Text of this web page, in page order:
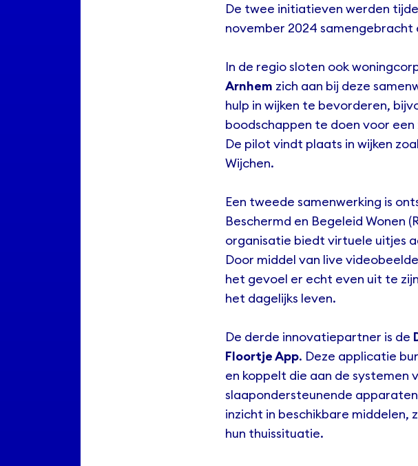
De twee initiatieven werden
november 2024 samengebracht
In de regio sloten ook
Arnhem zich aan bij deze
hulp in wijken te bevorderen,
boodschappen te doen voor
De pilot vindt plaats in wijken
Wijchen.
Een tweede samenwerking is
Beschermd en Begeleid Wonen
organisatie biedt virtuele uitjes
Door middel van live
het gevoel er echt even uit te
het dagelijks leven.
De derde innovatiepartner is de
Floortje App. Deze applicatie
en koppelt die aan de systemen
slaapondersteunende
inzicht in beschikbare middelen,
hun thuissituatie.